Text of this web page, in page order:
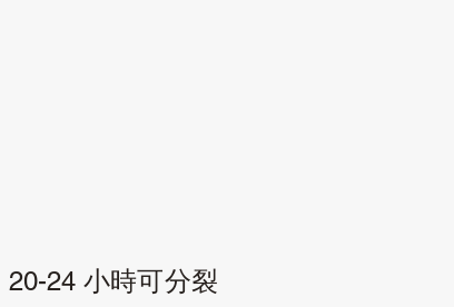
20-24小時可分裂